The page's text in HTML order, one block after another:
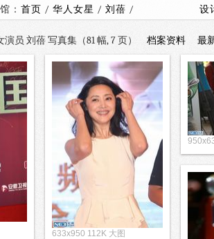
： 首页 / 华人女星 / 刘蓓 / 设
演员 刘蓓 写真集（81 幅, 7 页） 档案资料 最
633x950 112K 大图